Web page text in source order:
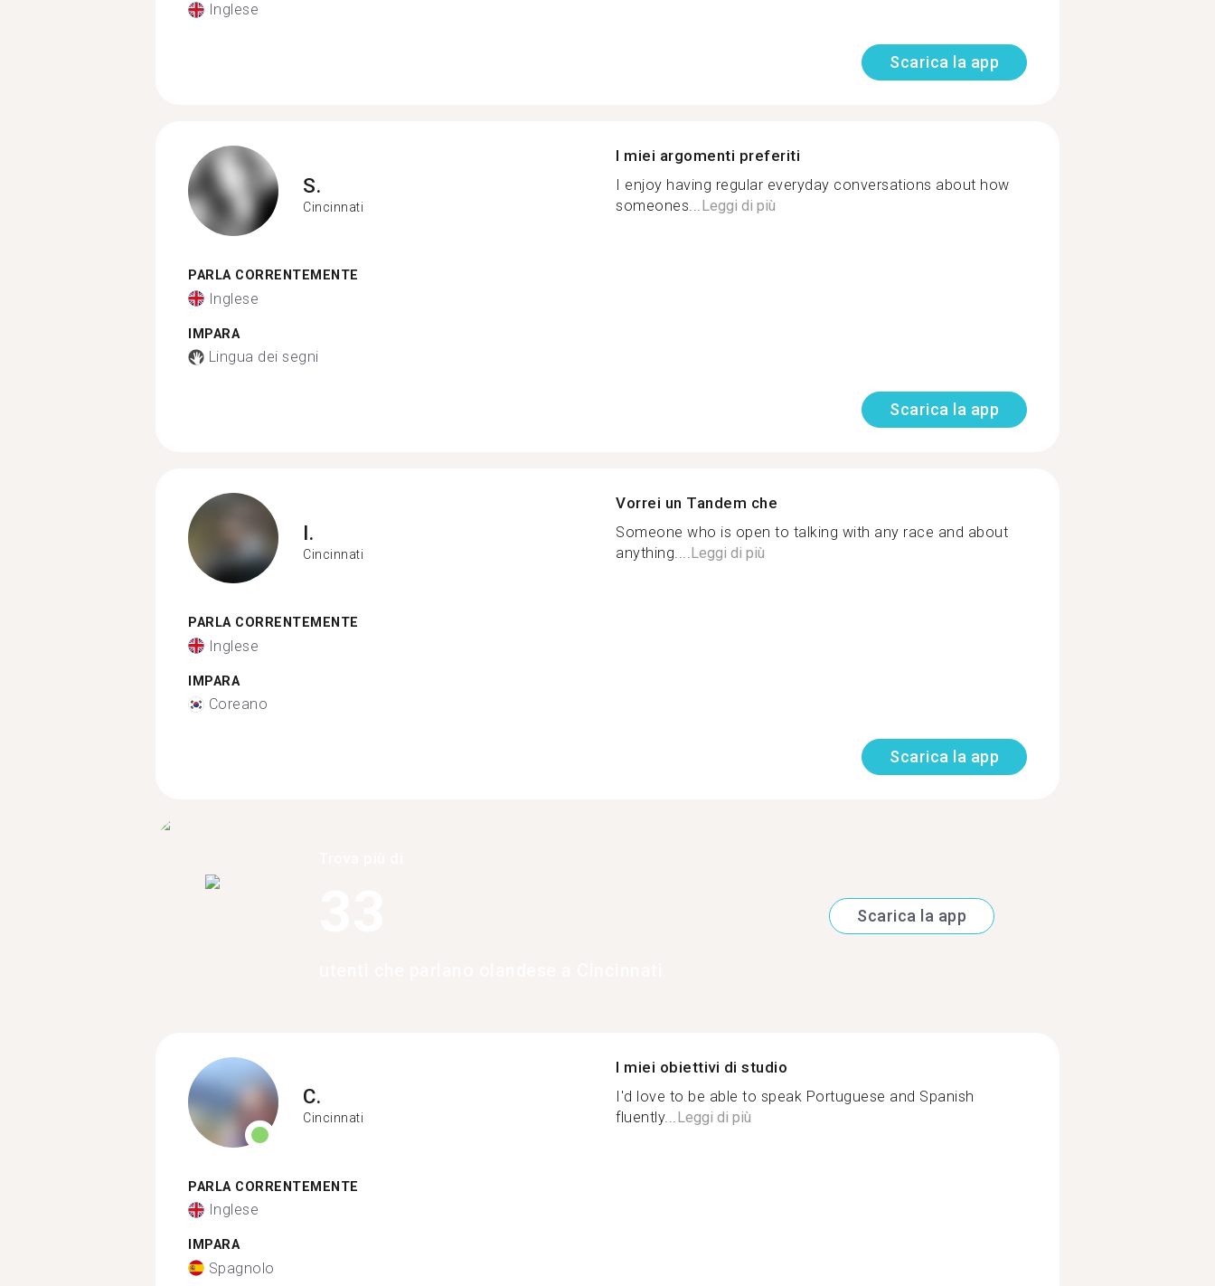
Inglese
Scarica la app
S.
Cincinnati
PARLA CORRENTEMENTE
Inglese
IMPARA
Lingua dei segni
I miei argomenti preferiti
I enjoy having regular everyday conversations about how
someones...Leggi di più
Scarica la app
I.
Cincinnati
PARLA CORRENTEMENTE
Inglese
IMPARA
Coreano
Vorrei un Tandem che
Someone who is open to talking with any race and about
anything....Leggi di più
Scarica la app
Scarica la app
C.
Cincinnati
PARLA CORRENTEMENTE
Inglese
IMPARA
Spagnolo
I miei obiettivi di studio
I'd love to be able to speak Portuguese and Spanish
fluently... Leggi di più